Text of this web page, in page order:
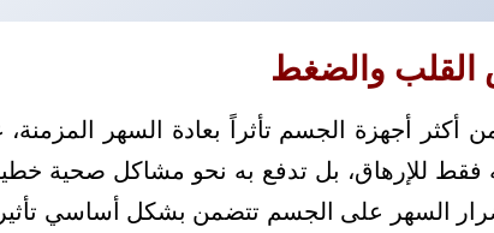
القلب والضغط
أكثر أجهزة الجسم تأثراً بعادة السهر
فقط للإرهاق، بل تدفع به نحو مشاكل صحية
السهر على الجسم تتضمن بشكل أساسي